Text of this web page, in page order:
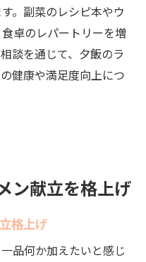
。副菜のレシピ本やウ
卓のレパートリーを増
談を通じて、夕飯のラ
健康や満足度向上につ
ン献立を格上げ
格上げ
品何か加えたいと感じ